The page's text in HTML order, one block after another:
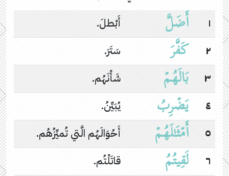
١ أَضَلَّ
أَبْطلَ.
٢
كَفَّرَ
سَتَرَ.
٣
بَالَهُمۡ
شَأْنَهُم.
٤
یَضۡرِبُ
يُبَيِّنُ.
٥
أَمۡثَـٰلَهُمۡ
أَحُوَالَهُم الَّتي تُميِّزُهُم.
٦
لَقِیتُمُ
قاتَلْتُم.